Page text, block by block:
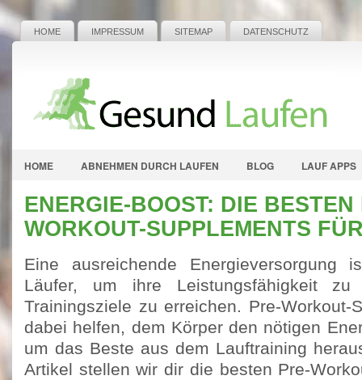
HOME IMPRESSUM SITEMAP DATENSCHUTZ
HOME ABNEHMEN DURCH LAUFEN BLOG LAUF APPS
ENERGIE-BOOST: DIE BESTEN
WORKOUT-SUPPLEMENTS
Eine ausreichende Energieversorgung
Läufer, um ihre Leistungsfähigkeit
Trainingsziele zu erreichen. Pre-Workout-
dabei helfen, dem Körper den nötigen
um das Beste aus dem Lauftraining
Artikel stellen wir dir die besten Pre-